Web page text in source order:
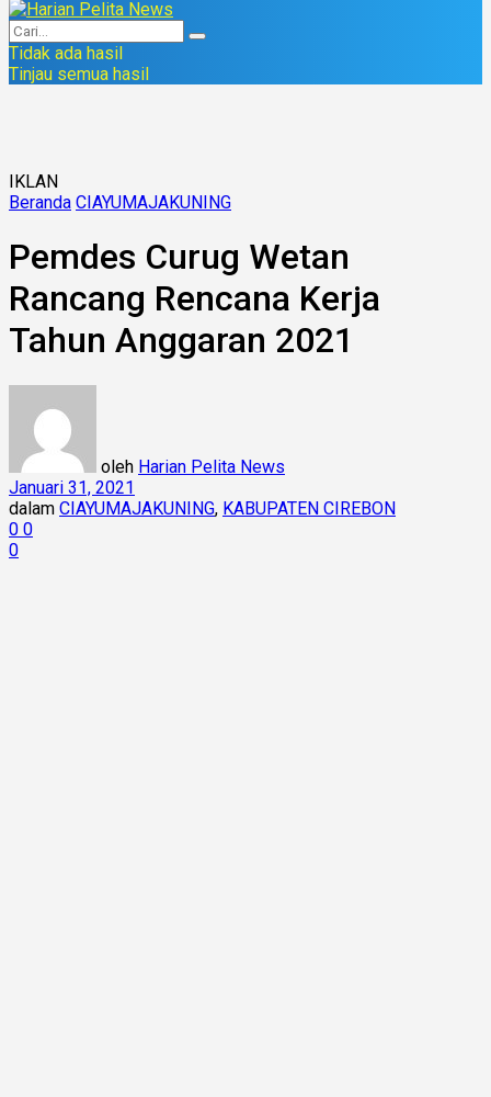
Tidak ada hasil
Tinjau semua hasil
IKLAN
Beranda CIAYUMAJAKUNING
Pemdes Curug Wetan
Rancang Rencana Kerja
Tahun Anggaran 2021
oleh Harian Pelita News
Januari 31, 2021
dalam CIAYUMAJAKUNING, KABUPATEN CIREBON
0 0
0